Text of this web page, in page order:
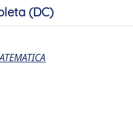
(DC)